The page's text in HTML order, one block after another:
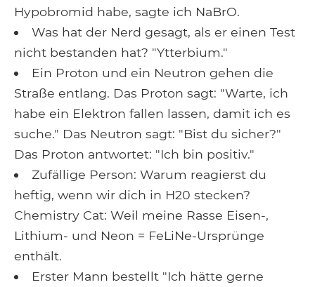
Hypobromid habe, sagte ich NaBrO.
Was hat der Nerd gesagt, als er einen Test
nicht bestanden hat? "Ytterbium."
Ein Proton und ein Neutron gehen die
Straße entlang. Das Proton sagt: "Warte, ich
habe ein Elektron fallen lassen, damit ich es
suche." Das Neutron sagt: "Bist du sicher?"
Das Proton antwortet: "Ich bin positiv."
Zufällige Person: Warum reagierst du
heftig, wenn wir dich in H20 stecken?
Chemistry Cat: Weil meine Rasse Eisen-,
Lithium- und Neon = FeLiNe-Ursprünge
enthält.
Erster Mann bestellt "Ich hätte gerne